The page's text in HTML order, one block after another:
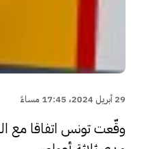
29 أبريل 2024، 17:45 مساءً